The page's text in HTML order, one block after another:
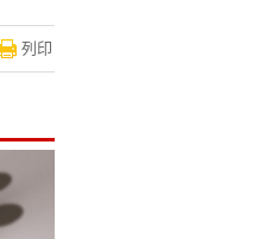
列印